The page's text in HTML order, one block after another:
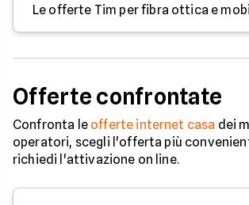
Offerte confrontate
Confronta le offerte internet casa dei
operatori, scegli l'offerta più
richiedi l'attivazione on line.